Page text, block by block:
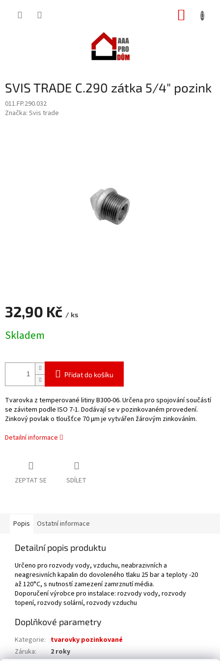
SVIS TRADE C.290 zátka 5/4" pozink
011.FP.290.032
Značka: Svis trade
32,90 Kč / ks
cena:
Skladem
Přidat do košíku
Tvarovka z temperované litiny B300-06. Určena pro spojování součástí
se závitem podle ISO 7-1. Dodávají se v pozinkovaném provedení.
Zinkový povlak o tloušťce 70 μm je vytvářen žárovým zinkováním.
Detailní informace
ZEPTAT SE SDÍLET
Popis Ostatní informace
Detailní popis produktu
Určeno pro rozvody vody, vzduchu, neabrazivních a
neagresivních kapalin do dovoleného tlaku 25 bar a teploty -20
až 120°C, s nutností zamezení zamrznutí média.
Doporučení výrobce pro instalace: rozvody vody, rozvody
topení, rozvody solární, rozvody vzduchu
Doplňkové parametry
Kategorie: tvarovky pozinkované
Záruka:
2 roky